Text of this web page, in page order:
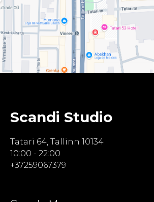
Scandi Studio
Tatari 64, Tallinn 10134
10:00 - 22:00
+37259067379